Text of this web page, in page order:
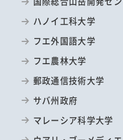
ハノイ工科大学
フエ外国語大学
フエ農林大学
郵政通信技術大学
サバ州政府
マレーシア科学大学